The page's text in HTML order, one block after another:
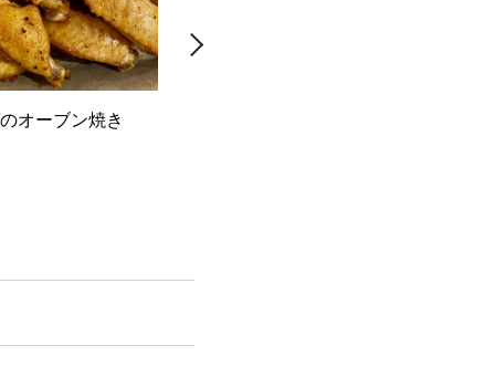
オーブン焼き